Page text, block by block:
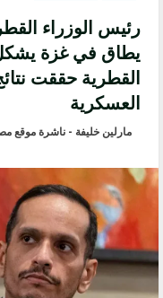
رئيس الوزراء
يطاق في غزة
القطرية حققت
العسكرية
مارلين خليفة - ناشرة موقع